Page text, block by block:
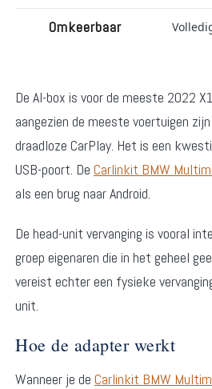
Omkeerbaar
De AI-box is voor de meeste 2022
aangezien de meeste voertuigen
draadloze CarPlay. Het is een
USB-poort. De Carlinkit BMW
als een brug naar Android.
De head-unit vervanging is vooral
groep eigenaren die in het geheel
vereist echter een fysieke
unit.
Hoe de adapter werkt
Wanneer je de Carlinkit BMW